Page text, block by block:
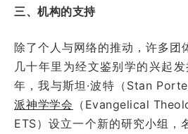
三、机构的支持
除了个人与网络的推动，许多团
几十年里为经文鉴别学的兴起
年，我与斯坦·波特（Stan
派神学学会 （Evangelical
ETS）设立一个新的研究小组，